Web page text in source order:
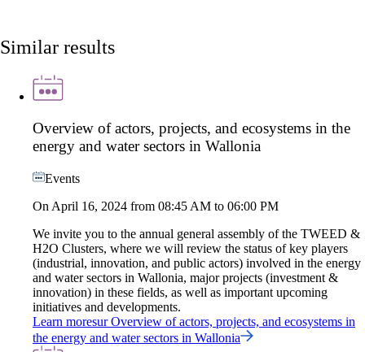
Similar results
Overview of actors, projects, and ecosystems in the
energy and water sectors in Wallonia
Events
On April 16, 2024 from 08:45 AM to 06:00 PM
We invite you to the annual general assembly of the TWEED &
H2O Clusters, where we will review the status of key players
(industrial, innovation, and public actors) involved in the energy
and water sectors in Wallonia, major projects (investment &
innovation) in these fields, as well as important upcoming
initiatives and developments.
Learn moresurOverview of actors, projects, and ecosystems in
the energy and water sectors in Wallonia